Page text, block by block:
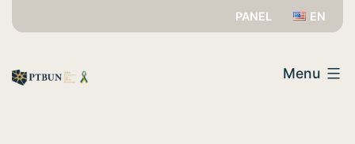
treści
PANEL EN
Menu